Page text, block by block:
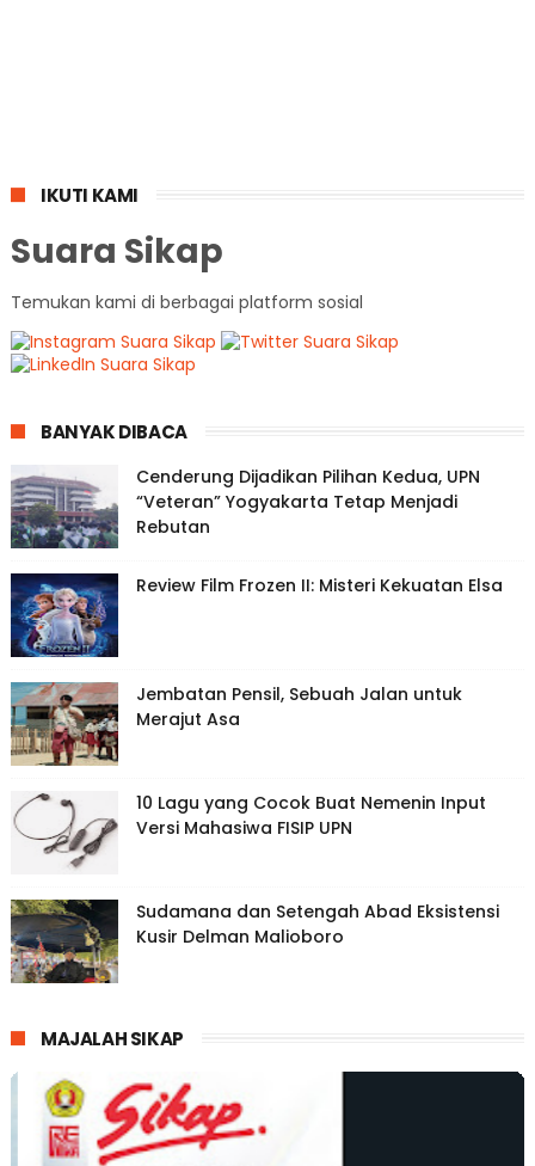
IKUTI KAMI
Suara Sikap
Temukan kami di berbagai platform sosial
BANYAK DIBACA
Cenderung Dijadikan Pilihan Kedua, UPN
“Veteran” Yogyakarta Tetap Menjadi
Rebutan
Review Film Frozen II: Misteri Kekuatan Elsa
Jembatan Pensil, Sebuah Jalan untuk
Merajut Asa
10 Lagu yang Cocok Buat Nemenin Input
Versi Mahasiwa FISIP UPN
Sudamana dan Setengah Abad Eksistensi
Kusir Delman Malioboro
MAJALAH SIKAP